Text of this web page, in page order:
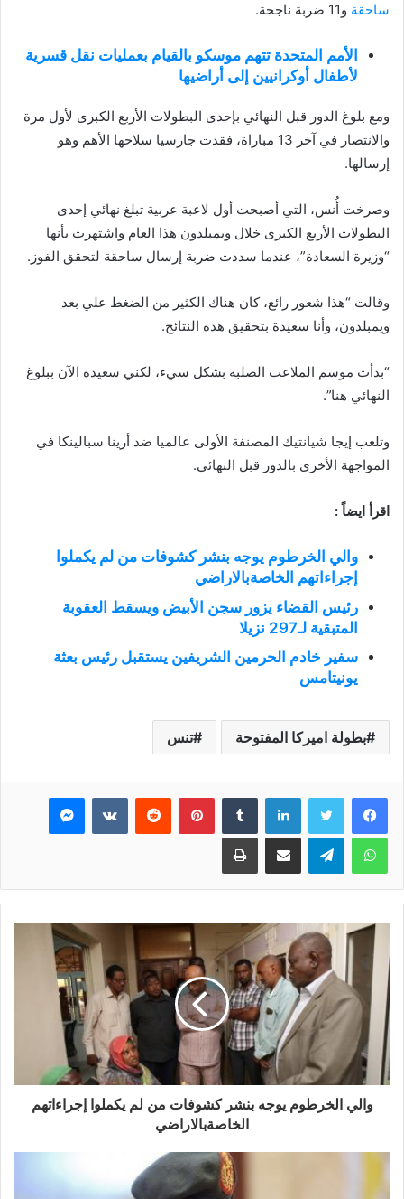
ساحقة و11 ضربة ناجحة.
الأمم المتحدة تتهم موسكو بالقيام بعمليات نقل قسرية
لأطفال أوكرانيين إلى أراضيها
ومع بلوغ الدور قبل النهائي بإحدى البطولات الأربع الكبرى لأول مرة
والانتصار في آخر 13 مباراة، فقدت جارسيا سلاحها الأهم وهو
إرسالها.
وصرخت أُنس، التي أصبحت أول لاعبة عربية تبلغ نهائي إحدى
البطولات الأربع الكبرى خلال ويمبلدون هذا العام واشتهرت بأنها
“وزيرة السعادة”، عندما سددت ضربة إرسال ساحقة لتحقق الفوز.
وقالت “هذا شعور رائع، كان هناك الكثير من الضغط علي بعد
ويمبلدون، وأنا سعيدة بتحقيق هذه النتائج.
“بدأت موسم الملاعب الصلبة بشكل سيء، لكني سعيدة الآن ببلوغ
النهائي هنا”.
وتلعب إيجا شيانتيك المصنفة الأولى عالميا ضد أرينا سبالينكا في
المواجهة الأخرى بالدور قبل النهائي.
اقرأ ايضاً :
والي الخرطوم يوجه بنشر كشوفات من لم يكملوا
إجراءاتهم الخاصةبالاراضي
رئيس القضاء يزور سجن الأبيض ويسقط العقوبة
المتبقية لـ297 نزيلا
سفير خادم الحرمين الشريفين يستقبل رئيس بعثة
يونيتامس
بطولة اميركا المفتوحة تنس
فيسبوك تويتر لينكدإن بينتيريست ماسنجر
واتساب تيلقرام مشاركة عبر البريد طباعة
والي الخرطوم يوجه بنشر كشوفات من لم يكملوا إجراءاتهم
الخاصةبالاراضي